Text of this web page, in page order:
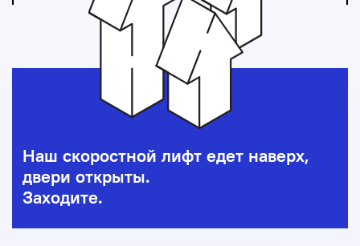
Наш скоростной лифт едет наверх,
двери открыты.
Заходите.